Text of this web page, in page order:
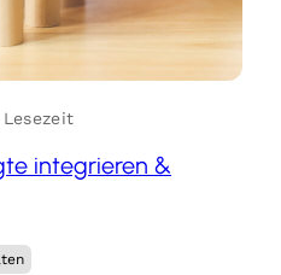
Lesezeit
integrieren &